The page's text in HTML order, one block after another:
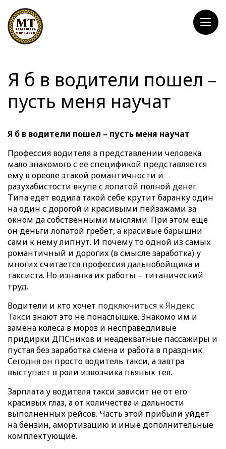
Я б в водители пошел –
пусть меня научат
Я б в водители пошел – пусть меня научат
Профессия водителя в представлении человека
мало знакомого с ее спецификой представляется
ему в ореоле этакой романтичности и
разухабистости вкупе с лопатой полной денег.
Типа едет водила такой себе крутит баранку один
на один с дорогой и красивыми пейзажами за
окном да собственными мыслями. При этом еще
он деньги лопатой гребет, а красивые барышни
сами к нему липнут. И почему то одной из самых
романтичный и дорогих (в смысле заработка) у
многих считается профессия дальнобойщика и
таксиста. Но изнанка их работы – титанический
труд.
Водители и кто хочет подключиться к Яндекс
Такси знают это не понаслышке. Знакомо им и
замена колеса в мороз и несправедливые
придирки ДПСников и неадекватные пассажиры и
пустая без заработка смена и работа в праздник.
Сегодня он просто водитель такси, а завтра
выступает в роли извозчика пьяных тел.
Зарплата у водителя такси зависит не от его
красивых глаз, а от количества и дальности
выполненных рейсов. Часть этой прибыли уйдет
на бензин, амортизацию и иные дополнительные
комплектующие.